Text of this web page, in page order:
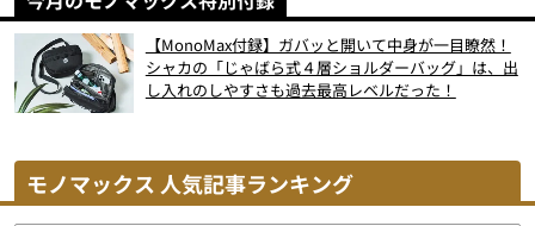
【MonoMax付録】ガバッと開いて中身が一目瞭然！
シャカの「じゃばら式４層ショルダーバッグ」は、出
し入れのしやすさも過去最高レベルだった！
モノマックス 人気記事ランキング